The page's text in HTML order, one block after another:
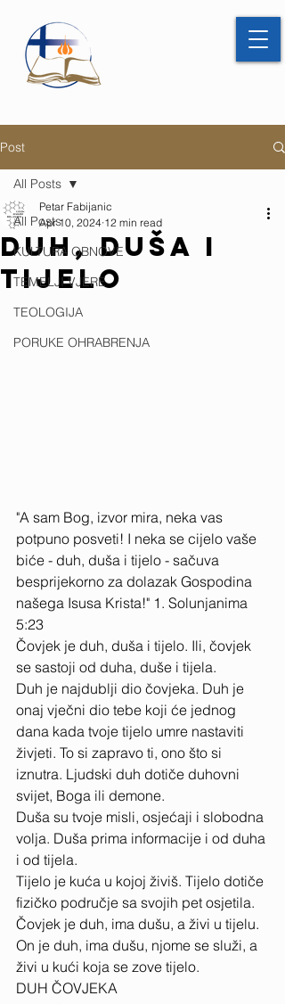
Post
All Posts
KULTURA OBNOVE
TEMELJI VJERE
TEOLOGIJA
PORUKE OHRABRENJA
All Posts
DUH, DUŠA I
TIJELO
Petar Fabijanic
Apr 10, 2024 12 min read
"A sam Bog, izvor mira, neka vas
potpuno posveti! I neka se cijelo vaše
biće - duh, duša i tijelo - sačuva
besprijekorno za dolazak Gospodina
našega Isusa Krista!" 1. Solunjanima
5:23 ​
Čovjek je duh, duša i tijelo. Ili, čovjek
se sastoji od duha, duše i tijela.
Duh je najdublji dio čovjeka. Duh je
onaj vječni dio tebe koji će jednog
dana kada tvoje tijelo umre nastaviti
živjeti. To si zapravo ti, ono što si
iznutra. Ljudski duh dotiče duhovni
svijet, Boga ili demone.
Duša su tvoje misli, osjećaji i slobodna
volja. Duša prima informacije i od duha
i od tijela.
Tijelo je kuća u kojoj živiš. Tijelo dotiče
fizičko područje sa svojih pet osjetila.
Čovjek je duh, ima dušu, a živi u tijelu.
On je duh, ima dušu, njome se služi, a
živi u kući koja se zove tijelo.
DUH ČOVJEKA